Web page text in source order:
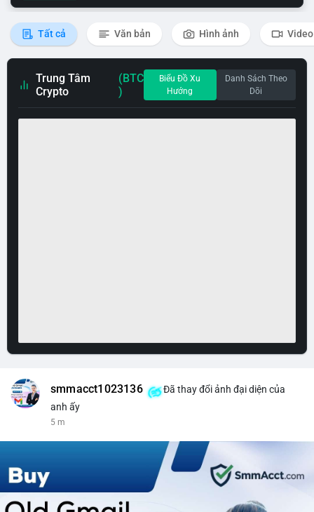
Tất cả Văn bản Hình ảnh Video
Trung Tâm
Crypto
(BTC
)
Biểu Đồ Xu
Hướng
Danh Sách Theo
Dõi
smmacct1023136
Đã thay đổi ảnh đại diện của
anh ấy
5 m